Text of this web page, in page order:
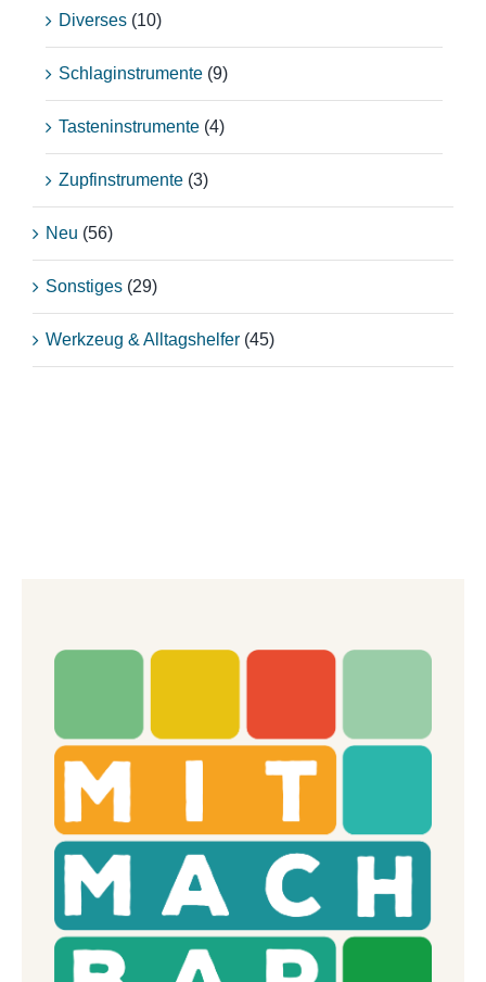
Diverses (10)
Schlaginstrumente (9)
Tasteninstrumente (4)
Zupfinstrumente (3)
Neu (56)
Sonstiges (29)
Werkzeug & Alltagshelfer (45)